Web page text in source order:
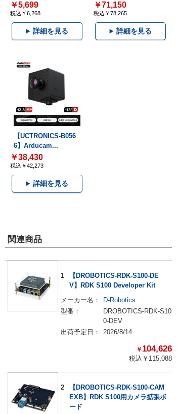
￥5,699
税込￥6,268
詳細を見る
￥71,150
税込￥78,265
詳細を見る
【UCTRONICS-B056
6】Arducam...
￥38,430
税込￥42,273
詳細を見る
関連商品
1
【DROBOTICS-RDK-S100-DE
V】RDK S100 Developer Kit
メーカー名：
D-Robotics
型番：
DROBOTICS-RDK-S10
0-DEV
出荷予定日：
2026/8/14
￥ 104,626
税込￥ 115,088
2
【DROBOTICS-RDK-S100-CAM
EXB】RDK S100用カメラ拡張ボ
ード